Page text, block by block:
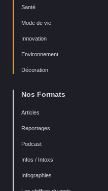
Santé
Mode de vie
Innovation
Environnement
Décoration
Nos Formats
Articles
Reportages
Podcast
Infos / Intoxs
Infographies